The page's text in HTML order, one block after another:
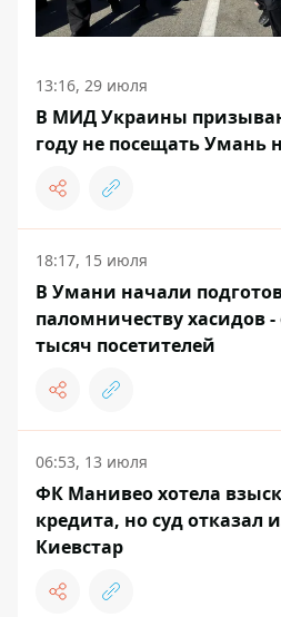
13:16, 29 июля
В МИД Украины
году не посещать Умань
18:17, 15 июля
В Умани начали
паломничеству хасидов
тысяч посетителей
06:53, 13 июля
ФК Манивео хотела
кредита, но суд отказал
Киевстар